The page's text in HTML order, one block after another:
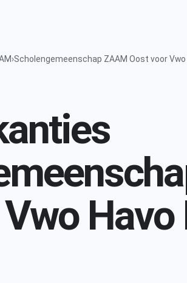
›Scholengemeenschap ZAAM Oost voor Vwo